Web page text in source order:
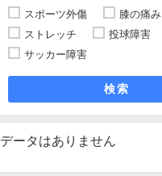
スポーツ外傷
膝の痛み
ストレッチ
投球障害
サッカー障害
検索
データはありません